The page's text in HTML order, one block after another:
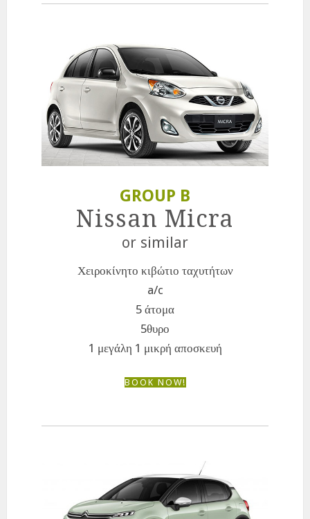
GROUP B
Nissan Micra
or similar
Χειροκίνητο κιβώτιο ταχυτήτων
a/c
5 άτομα
5θυρο
1 μεγάλη 1 μικρή αποσκευή
BOOK NOW!